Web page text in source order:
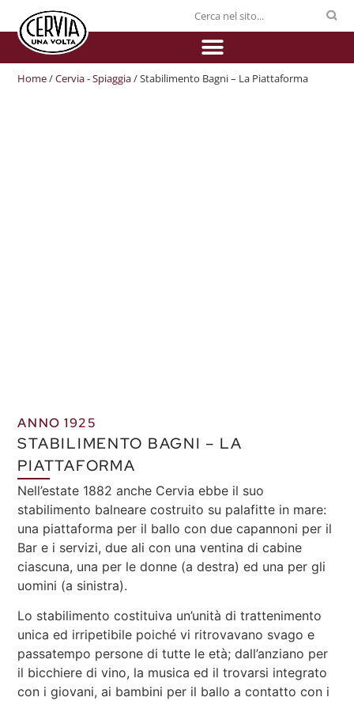
Home/Cervia - Spiaggia/ Stabilimento Bagni – La Piattaforma
ANNO 1925
STABILIMENTO BAGNI – LA
PIATTAFORMA
Nell’estate 1882 anche Cervia ebbe il suo
stabilimento balneare costruito su palafitte in mare:
una piattaforma per il ballo con due capannoni per il
Bar e i servizi, due ali con una ventina di cabine
ciascuna, una per le donne (a destra) ed una per gli
uomini (a sinistra).
Lo stabilimento costituiva un’unità di trattenimento
unica ed irripetibile poiché vi ritrovavano svago e
passatempo persone di tutte le età; dall’anziano per
il bicchiere di vino, la musica ed il trovarsi integrato
con i giovani, ai bambini per il ballo a contatto con i